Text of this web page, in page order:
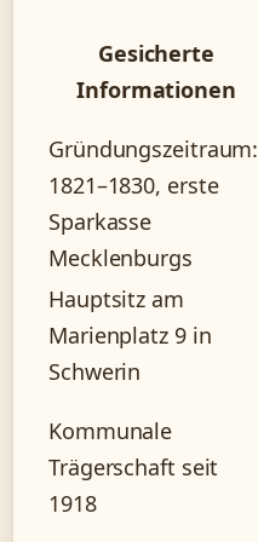
Gesicherte
Informationen
Gründungszeitraum:
1821–1830, erste
Sparkasse
Mecklenburgs
Hauptsitz am
Marienplatz 9 in
Schwerin
Kommunale
Trägerschaft seit
1918